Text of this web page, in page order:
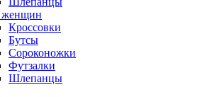
женщин
Кроссовки
Бутсы
Сороконожки
Футзалки
Шлепанцы